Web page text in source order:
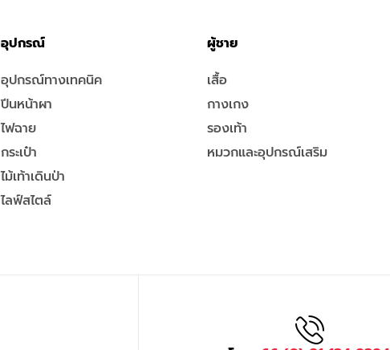
อุปกรณ์
อุปกรณ์ทางเทคนิค
ปีนหน้าผา
ไฟฉาย
กระเป๋า
ไม้เท้าเดินป่า
ไลฟ์สไตล์
ผู้ชาย
เสื้อ
กางเกง
รองเท้า
หมวกและอุปกรณ์เสริม